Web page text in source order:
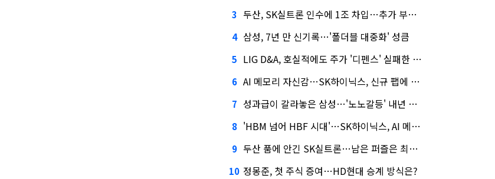
3 두산, SK실트론 인수에 1조 차입…추가 부담은?
4 삼성, 7년 만 신기록…'폴더블 대중화' 성큼
5 LIG D&A, 호실적에도 주가 '디펜스' 실패한 이유
6 AI 메모리 자신감…SK하이닉스, 신규 팹에 54조 투자
7 성과급이 갈라놓은 삼성…'노노갈등' 내년 교섭 판 흔들까
8 'HBM 넘어 HBF 시대'…SK하이닉스, AI 메모리 표준 선점 나섰다
9 두산 품에 안긴 SK실트론…남은 퍼즐은 최태원 지분 29.4%
10 정몽준, 첫 주식 증여…HD현대 승계 방식은?